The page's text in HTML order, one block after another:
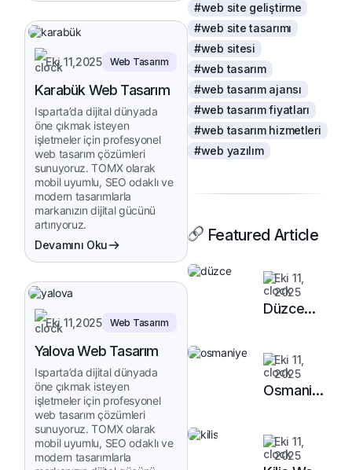
Eki 11,2025 Web Tasarım
Karabük Web Tasarım
Isparta’da dijital dünyada
öne çıkmak isteyen
işletmeler için profesyonel
web tasarım çözümleri
sunuyoruz. TOMX olarak
mobil uyumlu, SEO odaklı ve
modern tasarımlarla
markanızın dijital gücünü
artırıyoruz.
Devamını Oku
Eki 11,2025 Web Tasarım
Yalova Web Tasarım
Isparta’da dijital dünyada
öne çıkmak isteyen
işletmeler için profesyonel
web tasarım çözümleri
sunuyoruz. TOMX olarak
mobil uyumlu, SEO odaklı ve
modern tasarımlarla
#web site geliştirme
#web site tasarımı
#web sitesi
#web tasarım
#web tasarım ajansı
#web tasarım fiyatları
#web tasarım hizmetleri
#web yazılım
Featured Article
Eki 11,
2025
Düzce
Eki 11,
2025
Osmaniye
Eki 11,
2025